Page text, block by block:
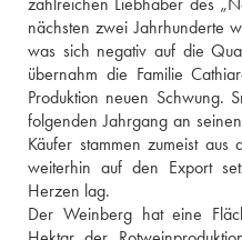
nächsten zwei Jahrhunderte
was sich negativ auf die
übernahm die Familie
Produktion neuen Schwung.
folgenden Jahrgang an
Käufer stammen zumeist
weiterhin auf den Export
Herzen lag.
Der Weinberg hat eine